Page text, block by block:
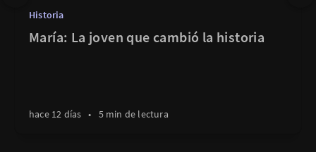
Historia
María: La joven que cambió la historia
hace 12 días • 5 min de lectura